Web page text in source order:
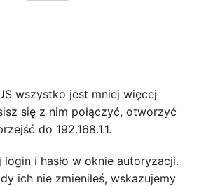
wszystko jest mniej więcej
się z nim połączyć, otworzyć
do 192.168.1.1.
i hasło w oknie autoryzacji.
ich nie zmieniłeś, wskazujemy